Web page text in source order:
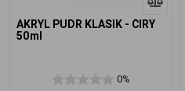
AKRYL PUDR KLASIK - ČIRÝ
50ml
0%